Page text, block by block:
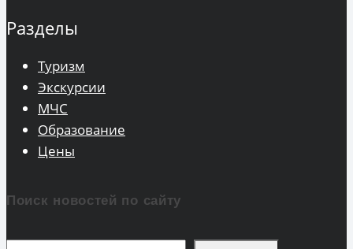
Разделы
Туризм
Экскурсии
МЧС
Образование
Цены
Поиск новостей по сайту